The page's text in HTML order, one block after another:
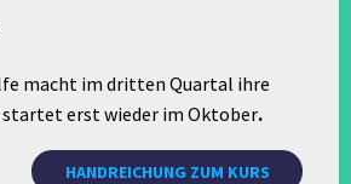
macht im dritten Quartal ihre
startet erst wieder im Oktober.
HANDREICHUNG ZUM KURS